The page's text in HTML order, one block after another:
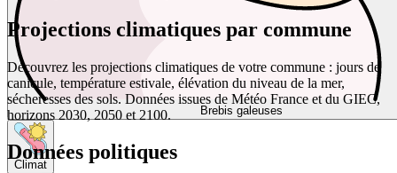
Brebis galeuses
Climat
Projections climatiques par commune
Découvrez les projections climatiques de votre commune : jours de
canicule, température estivale, élévation du niveau de la mer,
sécheresses des sols. Données issues de Météo France et du GIEC,
horizons 2030, 2050 et 2100.
Données politiques